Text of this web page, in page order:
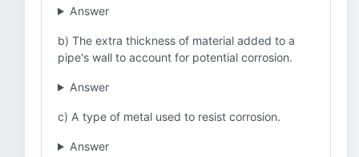
Answer
b) The extra thickness of material added to a
pipe's wall to account for potential corrosion.
Answer
c) A type of metal used to resist corrosion.
Answer